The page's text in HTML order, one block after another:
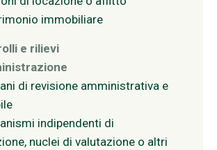
immobiliare
e rilievi
di revisione amministrativa e
indipendenti di
nuclei di valutazione o altri